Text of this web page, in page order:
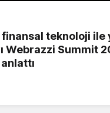
teknoloji ile
Webrazzi Summit